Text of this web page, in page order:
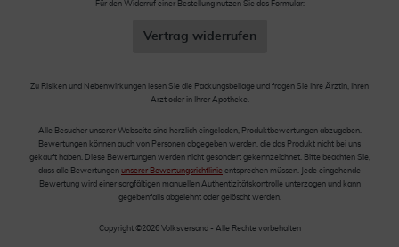
Für den Widerruf einer Bestellung nutzen Sie das Formular:
Vertrag widerrufen
Zu Risiken und Nebenwirkungen lesen Sie die Packungsbeilage und fragen Sie Ihre Ärztin, Ihren
Arzt oder in Ihrer Apotheke.
Alle Besucher unserer Webseite sind herzlich eingeladen, Produktbewertungen abzugeben.
Bewertungen können auch von Personen abgegeben werden, die das Produkt nicht bei uns
gekauft haben. Diese Bewertungen werden nicht gesondert gekennzeichnet. Bitte beachten Sie,
dass alle Bewertungen unserer Bewertungsrichtlinie entsprechen müssen. Jede eingehende
Bewertung wird einer sorgfältigen manuellen Authentizitätskontrolle unterzogen und kann
gegebenfalls abgelehnt oder gelöscht werden.
Copyright ©2026 Volksversand - Alle Rechte vorbehalten